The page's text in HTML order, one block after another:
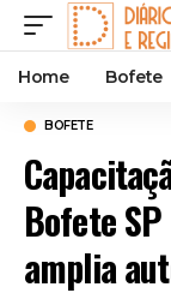
Home Bofete
BOFETE
Bofete
amplia